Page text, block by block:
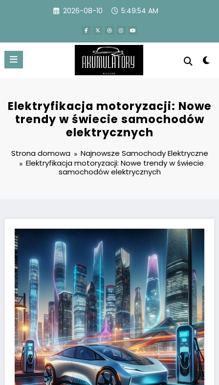
2026-08-10 5:49:55 AM
Elektryfikacja motoryzacji: Nowe
trendy w świecie samochodów
elektrycznych
Strona domowa
Najnowsze Samochody Elektryczne
Elektryfikacja motoryzacji: Nowe trendy w świecie
samochodów elektrycznych